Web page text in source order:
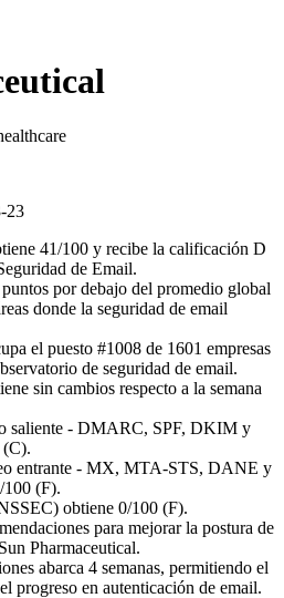
23
41/100 y recibe la calificación D
de Email.
por debajo del promedio global
donde la seguridad de email
el puesto #1008 de 1601 empresas
de seguridad de email.
sin cambios respecto a la semana
saliente - DMARC, SPF, DKIM y
entrante - MX, MTA-STS, DANE y
(F).
obtiene 0/100 (F).
para mejorar la postura de
Pharmaceutical.
abarca 4 semanas, permitiendo el
progreso en autenticación de email.